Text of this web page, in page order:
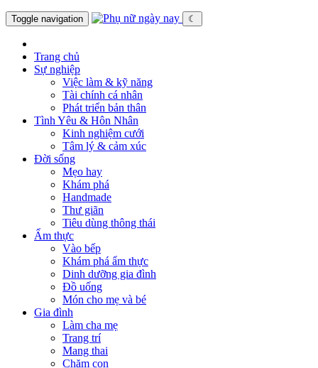
Toggle navigation ☾
Trang chủ
Sự nghiệp
Việc làm & kỹ năng
Tài chính cá nhân
Phát triển bản thân
Tình Yêu & Hôn Nhân
Kinh nghiệm cưới
Tâm lý & cảm xúc
Đời sống
Mẹo hay
Khám phá
Handmade
Thư giãn
Tiêu dùng thông thái
Ẩm thực
Vào bếp
Khám phá ẩm thực
Dinh dưỡng gia đình
Đồ uống
Món cho mẹ và bé
Gia đình
Làm cha mẹ
Trang trí
Mang thai
Chăm con